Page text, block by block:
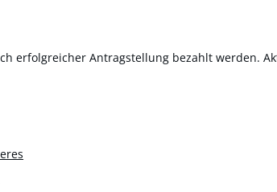
erfolgreicher Antragstellung bezahlt werden.